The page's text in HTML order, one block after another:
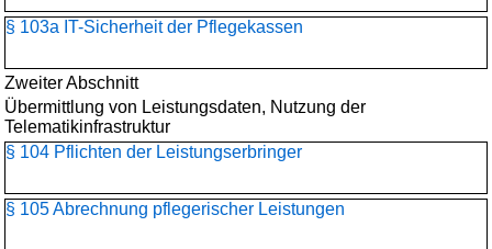
§ 103a IT-Sicherheit der Pflegekassen
Zweiter Abschnitt
Übermittlung von Leistungsdaten, Nutzung der
Telematikinfrastruktur
§ 104 Pflichten der Leistungserbringer
§ 105 Abrechnung pflegerischer Leistungen